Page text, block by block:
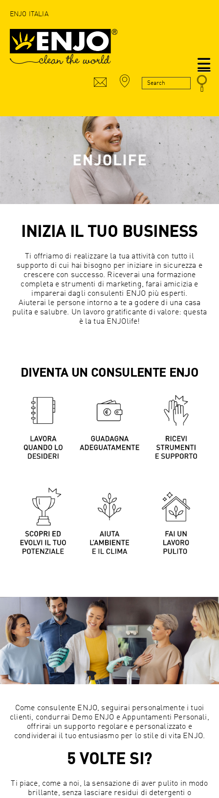
ENJO ITALIA
INIZIA IL TUO BUSINESS
Ti offriamo di realizzare la tua attività con tutto il
supporto di cui hai bisogno per iniziare in sicurezza e
crescere con successo. Riceverai una formazione
completa e strumenti di marketing, farai amicizia e
imparerai dagli consulenti ENJO più esperti.
Aiuterai le persone intorno a te a godere di una casa
pulita e salubre. Un lavoro gratificante di valore: questa
è la tua ENJOlife!
DIVENTA UN CONSULENTE ENJO
Come consulente ENJO, seguirai personalmente i tuoi
clienti, condurrai Demo ENJO e Appuntamenti Personali,
offrirai un supporto regolare e personalizzato e
condividerai il tuo entusiasmo per lo stile di vita ENJO.
5 VOLTE SI?
Ti piace, come a noi, la sensazione di aver pulito in modo
brillante, senza lasciare residui di detergenti o